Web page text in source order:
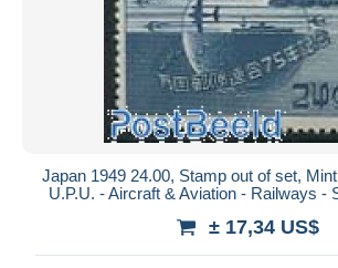
Japan 1949 24.00, Stamp out of set,
U.P.U. - Aircraft & Aviation - Railways -
± 17,34 US$